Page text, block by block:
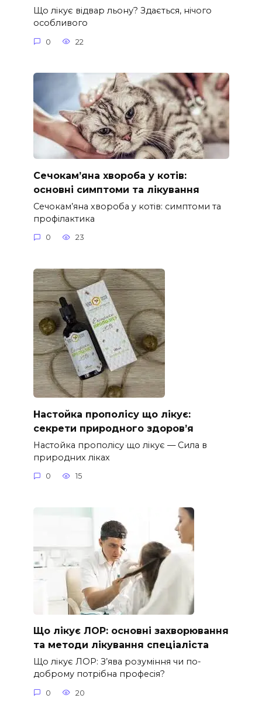
Що лікує відвар льону? Здається, нічого
особливого
0 22
Сечокам’яна хвороба у котів:
основні симптоми та лікування
Сечокам’яна хвороба у котів: симптоми та
профілактика
0 23
Настойка прополісу що лікує:
секрети природного здоров’я
Настойка прополісу що лікує — Сила в
природних ліках
0 15
Що лікує ЛОР: основні захворювання
та методи лікування спеціаліста
Що лікує ЛОР: З’ява розуміння чи по-
доброму потрібна професія?
0 20